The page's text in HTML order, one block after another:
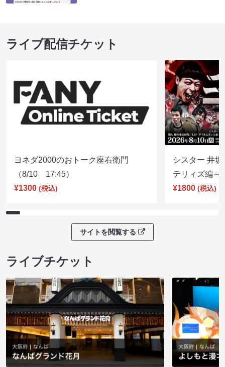
ライブ配信チケット
ヨネダ2000のおトーク座右衛門
（8/10 17:45）
¥1300 (税込)
シスター 井
テリィズ編
¥1800 (税込)
サイトを閲覧する
ライブチケット